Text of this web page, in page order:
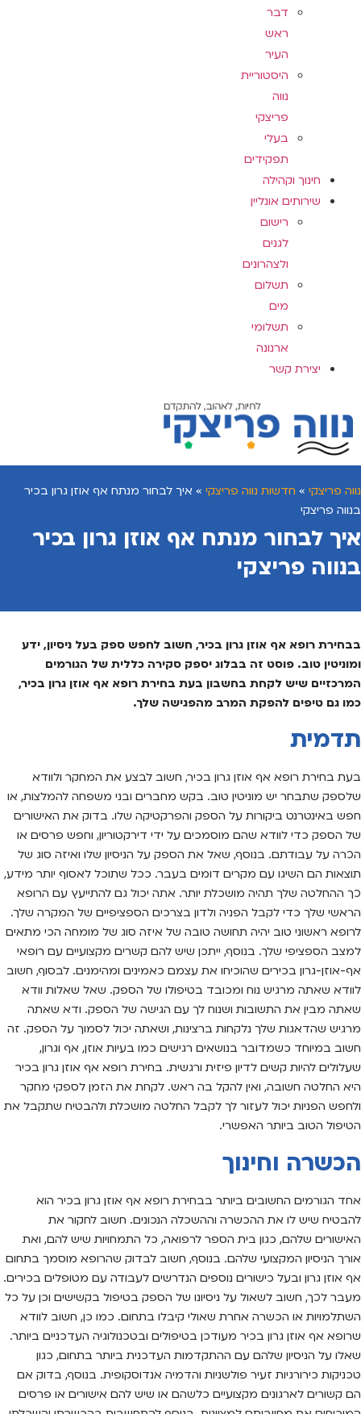
דבר
ראש
העיר
היסטוריית
נווה
פריצקי
בעלי
תפקידים
חינוך וקהילה
שירותים אונליין
רישום
לגנים
ולצהרונים
תשלום
מים
תשלומי
ארנונה
יצירת קשר
נווה פריצקי » חדשות נווה פריצקי » איך לבחור מנתח אף אוזן גרון בכיר
בנווה פריצקי
איך לבחור מנתח אף אוזן גרון בכיר
בנווה פריצקי
בבחירת רופא אף אוזן גרון בכיר, חשוב לחפש ספק בעל ניסיון, ידע
ומוניטין טוב. פוסט זה בבלוג יספק סקירה כללית של הגורמים
המרכזיים שיש לקחת בחשבון בעת בחירת רופא אף אוזן גרון בכיר,
כמו גם טיפים להפקת המרב מהפגישה שלך.
תדמית
בעת בחירת רופא אף אוזן גרון בכיר, חשוב לבצע את המחקר ולוודא
שלספק שתבחר יש מוניטין טוב. בקש מחברים ובני משפחה להמלצות, או
חפש באינטרנט ביקורות על הספק והפרקטיקה שלו. בדוק את האישורים
של הספק כדי לוודא שהם מוסמכים על ידי דירקטוריון, וחפש פרסים או
הכרה על עבודתם. בנוסף, שאל את הספק על הניסיון שלו ואיזה סוג של
תוצאות הם השיגו עם מקרים דומים בעבר. ככל שתוכל לאסוף יותר מידע,
כך ההחלטה שלך תהיה מושכלת יותר. אתה יכול גם להתייעץ עם הרופא
הראשי שלך כדי לקבל הפניה ולדון בצרכים הספציפיים של המקרה שלך.
לרופא ראשוני טוב יהיה תחושה טובה של איזה סוג של מומחה הכי מתאים
למצב הספציפי שלך. בנוסף, ייתכן שיש להם קשרים מקצועיים עם רופאי
אף-אוזן-גרון בכירים שהוכיחו את עצמם כאמינים ומהימנים. לבסוף, חשוב
לוודא שאתה מרגיש נוח ומכובד בטיפולו של הספק. שאל שאלות וודא
שאתה מבין את התשובות ושנוח לך עם הגישה של הספק. ודא שאתה
מרגיש שהדאגות שלך נלקחות ברצינות, ושאתה יכול לסמוך על הספק. זה
חשוב במיוחד כשמדובר בנושאים רגישים כמו בעיות אוזן, אף וגרון,
שעלולים להיות קשים לדיון פיזית ורגשית. בחירת רופא אף אוזן גרון בכיר
היא החלטה חשובה, ואין להקל בה ראש. לקחת את הזמן לספקי מחקר
ולחפש הפניות יכול לעזור לך לקבל החלטה מושכלת ולהבטיח שתקבל את
הטיפול הטוב ביותר האפשרי.
הכשרה וחינוך
אחד הגורמים החשובים ביותר בבחירת רופא אף אוזן גרון בכיר הוא
להבטיח שיש לו את ההכשרה וההשכלה הנכונים. חשוב לחקור את
האישורים שלהם, כגון בית הספר לרפואה, כל התמחויות שיש להם, ואת
אורך הניסיון המקצועי שלהם. בנוסף, חשוב לבדוק שהרופא מוסמך בתחום
אף אוזן גרון ובעל כישורים נוספים הנדרשים לעבודה עם מטופלים בכירים.
מעבר לכך, חשוב לשאול על ניסיונו של הספק בטיפול בקשישים וכן על כל
השתלמויות או הכשרה אחרת שאולי קיבלו בתחום. כמו כן, חשוב לוודא
שרופא אף אוזן גרון בכיר מעודכן בטיפולים ובטכנולוגיה העדכניים ביותר.
שאלו על הניסיון שלהם עם ההתקדמות העדכנית ביותר בתחום, כגון
טכניקות כירורגיות זעיר פולשניות והדמיה אנדוסקופית. בנוסף, בדוק אם
הם קשורים לארגונים מקצועיים כלשהם או שיש להם אישורים או פרסים